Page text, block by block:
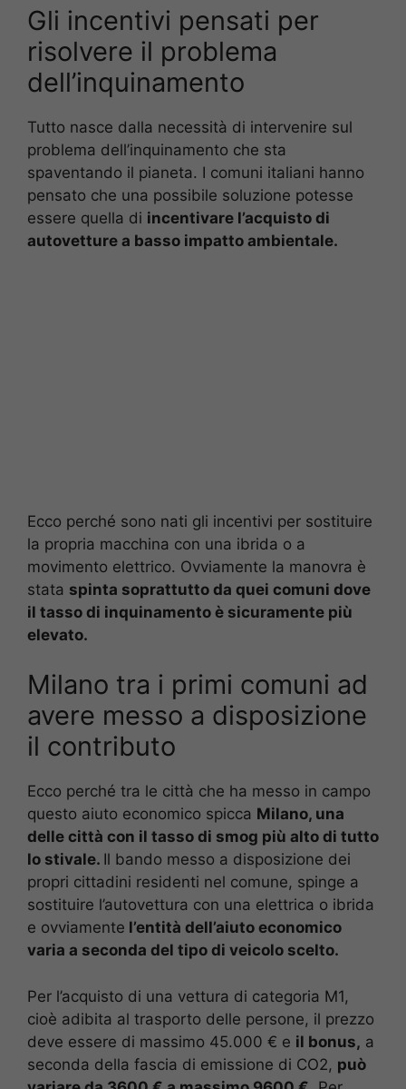
Gli incentivi pensati per
risolvere il problema
dell’inquinamento
Tutto nasce dalla necessità di intervenire sul
problema dell’inquinamento che sta
spaventando il pianeta. I comuni italiani hanno
pensato che una possibile soluzione potesse
essere quella di incentivare l’acquisto di
autovetture a basso impatto ambientale.
Ecco perché sono nati gli incentivi per sostituire
la propria macchina con una ibrida o a
movimento elettrico. Ovviamente la manovra è
stata spinta soprattutto da quei comuni dove
il tasso di inquinamento è sicuramente più
elevato.
Milano tra i primi comuni ad
avere messo a disposizione
il contributo
Ecco perché tra le città che ha messo in campo
questo aiuto economico spicca Milano, una
delle città con il tasso di smog più alto di tutto
lo stivale. Il bando messo a disposizione dei
propri cittadini residenti nel comune, spinge a
sostituire l’autovettura con una elettrica o ibrida
e ovviamente l’entità dell’aiuto economico
varia a seconda del tipo di veicolo scelto.
Per l’acquisto di una vettura di categoria M1,
cioè adibita al trasporto delle persone, il prezzo
deve essere di massimo 45.000 € e il bonus, a
seconda della fascia di emissione di CO2, può